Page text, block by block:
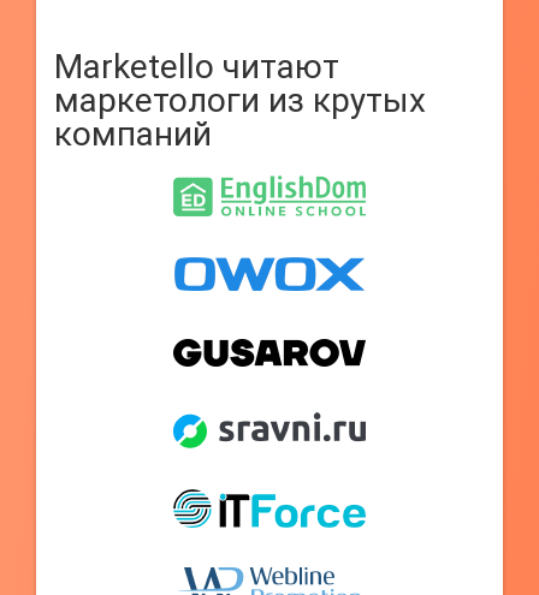
Marketello читают
маркетологи из крутых
компаний